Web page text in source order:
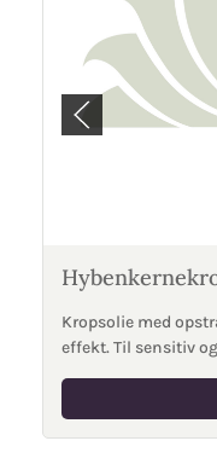
Kropsolie med
effekt. Til sensitiv